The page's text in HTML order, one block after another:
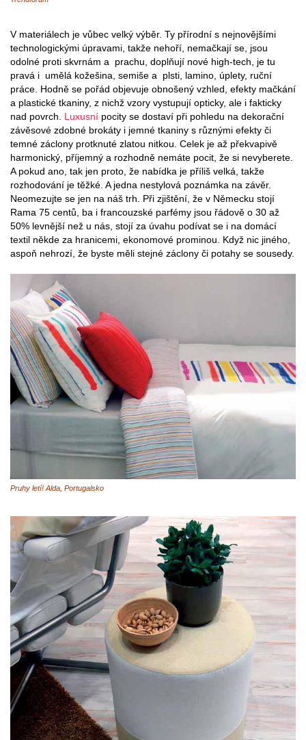
V materiálech je vůbec velký výběr. Ty přírodní s nejnovějšími
technologickými úpravami, takže nehoří, nemačkají se, jsou
odolné proti skvrnám a prachu, doplňují nové high-tech, je tu
pravá i umělá kožešina, semiše a plsti, lamino, úplety, ruční
práce. Hodně se pořád objevuje obnošený vzhled, efekty mačkání
a plastické tkaniny, z nichž vzory vystupují opticky, ale i fakticky
nad povrch. Luxusní pocity se dostaví při pohledu na dekorační
závěsové zdobné brokáty i jemné tkaniny s různými efekty či
temné záclony protknuté zlatou nitkou. Celek je až překvapivě
harmonický, příjemný a rozhodně nemáte pocit, že si nevyberete.
A pokud ano, tak jen proto, že nabídka je příliš velká, takže
rozhodování je těžké. A jedna nestylová poznámka na závěr.
Neomezujte se jen na náš trh. Při zjištění, že v Německu stojí
Rama 75 centů, ba i francouzské parfémy jsou řádově o 30 až
50% levnější než u nás, stojí za úvahu podívat se i na domácí
textil někde za hranicemi, ekonomové prominou. Když nic jiného,
aspoň nehrozí, že byste měli stejné záclony či potahy se sousedy.
Pruhy letí! Alda, Portugalsko